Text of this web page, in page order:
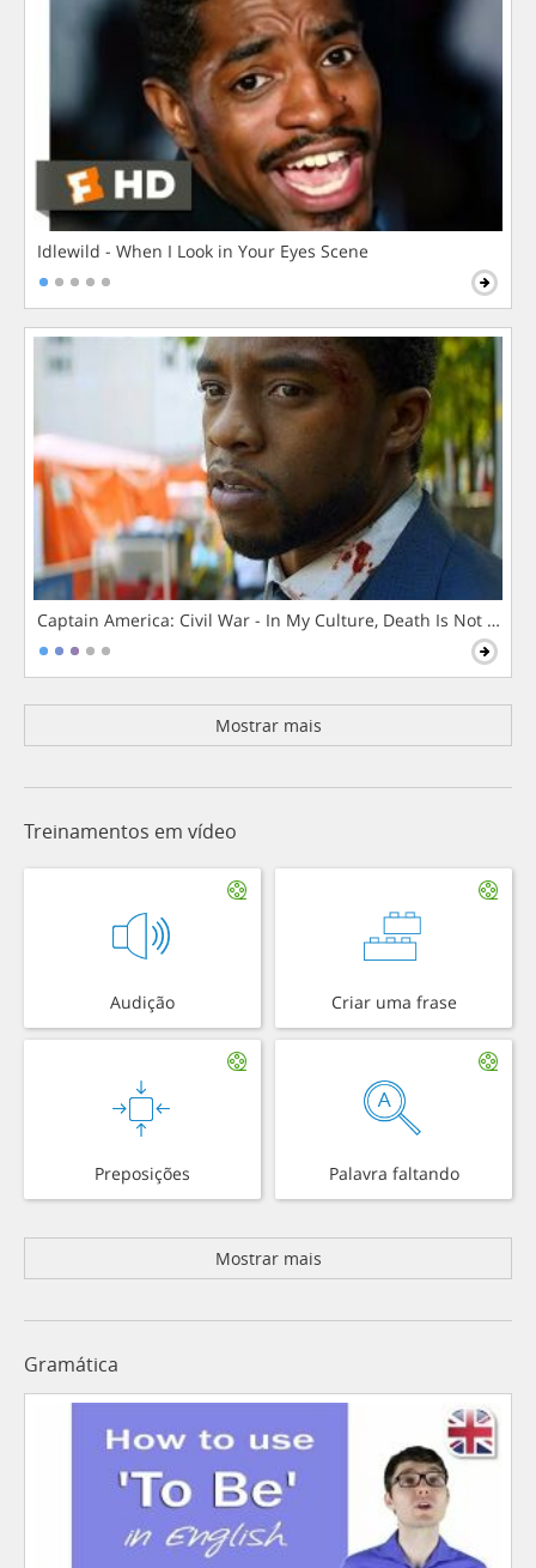
Idlewild - When I Look in Your Eyes Scene
Captain America: Civil War - In My Culture, Death Is Not The
Mostrar mais
Treinamentos em vídeo
Audição Criar uma frase
Preposições Palavra faltando
Mostrar mais
Gramática